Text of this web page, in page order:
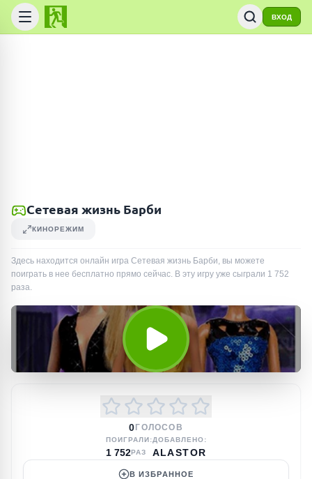
ВХОД
Сетевая жизнь Барби
КИНОРЕЖИМ
Здесь находится онлайн игра Сетевая жизнь Барби, вы можете
поиграть в нее бесплатно прямо сейчас. В эту игру уже сыграли 1 752
раза.
0 ГОЛОСОВ
ПОИГРАЛИ:
1 752РАЗ
ДОБАВЛЕНО:
ALASTOR
В ИЗБРАННОЕ